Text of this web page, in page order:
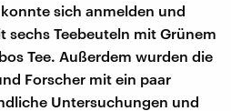
sich anmelden und
Teebeuteln mit Grünem
Tee. Außerdem wurden die
Forscher mit ein paar
Untersuchungen und